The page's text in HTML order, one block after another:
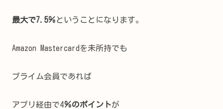
最大で7.5％ということになります。
Amazon Mastercardを未所持でも
プライム会員であれば
アプリ経由で4％のポイントが